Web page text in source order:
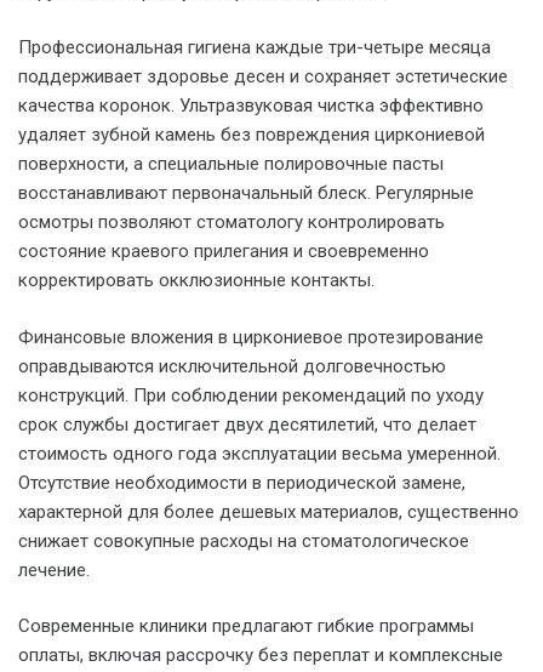
Профессиональная гигиена каждые три-четыре месяца
поддерживает здоровье десен и сохраняет эстетические
качества коронок. Ультразвуковая чистка эффективно
удаляет зубной камень без повреждения циркониевой
поверхности, а специальные полировочные пасты
восстанавливают первоначальный блеск. Регулярные
осмотры позволяют стоматологу контролировать
состояние краевого прилегания и своевременно
корректировать окклюзионные контакты.
Финансовые вложения в циркониевое протезирование
оправдываются исключительной долговечностью
конструкций. При соблюдении рекомендаций по уходу
срок службы достигает двух десятилетий, что делает
стоимость одного года эксплуатации весьма умеренной.
Отсутствие необходимости в периодической замене,
характерной для более дешевых материалов, существенно
снижает совокупные расходы на стоматологическое
лечение.
Современные клиники предлагают гибкие программы
оплаты, включая рассрочку без переплат и комплексные